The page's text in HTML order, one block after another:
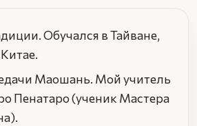
Обучался в Тайване,
Маошань. Мой учитель
Пенатаро (ученик Мастера